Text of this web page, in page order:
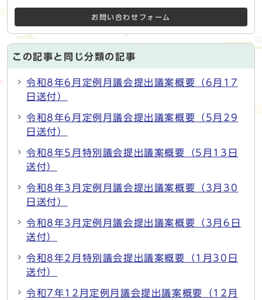
お問い合わせフォーム
この記事と同じ分類の記事
令和8年6月定例月議会提出議案概要（6月17
日送付）
令和8年6月定例月議会提出議案概要（5月29
日送付）
令和8年5月特別議会提出議案概要（5月13日
送付）
令和8年3月定例月議会提出議案概要（3月30
日送付）
令和8年3月定例月議会提出議案概要（3月6日
送付）
令和8年2月特別議会提出議案概要（1月30日
送付）
令和7年12月定例月議会提出議案概要（12月